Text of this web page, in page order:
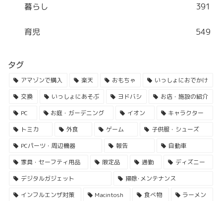
暮らし 391
育児 549
タグ
アマゾンで購入 楽天 おもちゃ
いっしょにおでかけ
交換
いっしょにあそぶ ヨドバシ
お店・施設の紹介
PC
お庭・ガーデニング イオン
キャラクター
トミカ
外食 ゲーム
子供服・シューズ
PCパーツ・周辺機器
報告
自動車
家具・セーフティ用品
限定品 通勤
ディズニー
デジタルガジェット
掃除･メンテナンス
インフルエンザ対策
Macintosh 食べ物
ラーメン